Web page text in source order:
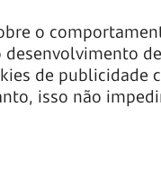
o
de
isso não